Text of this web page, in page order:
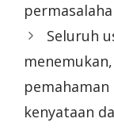
Seluruh
kenyataan